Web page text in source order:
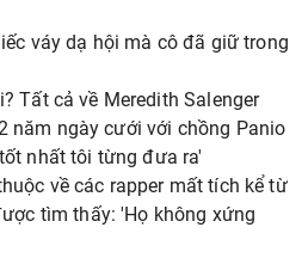
váy dạ hội mà cô đã giữ trong
Tất cả về Meredith Salenger
năm ngày cưới với chồng Panio
nhất tôi từng đưa ra'
về các rapper mất tích kể từ
tìm thấy: 'Họ không xứng